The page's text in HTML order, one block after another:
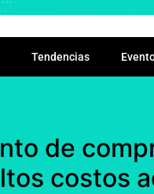
Tendencias
de
costos